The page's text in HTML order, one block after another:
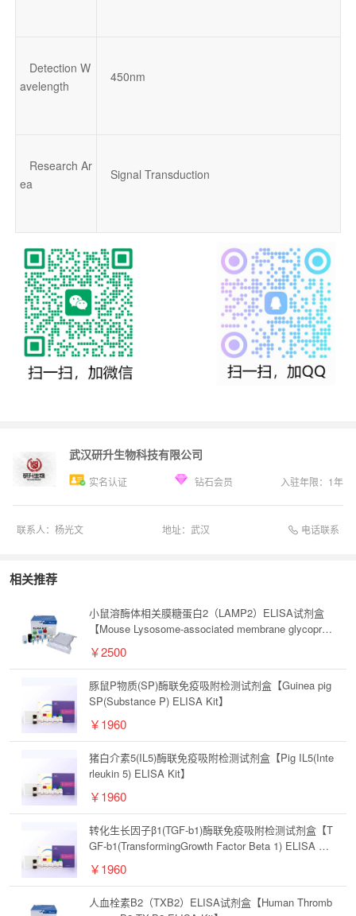
Detection W
avelength
450nm
Research Ar
ea
Signal Transduction
武汉研升生物科技有限公司
实名认证 钻石会员 入驻年限： 1年
联系人： 杨光文 地址： 武汉 电话联系
相关推荐
小鼠溶酶体相关膜糖蛋白2（LAMP2）ELISA试剂盒
【Mouse Lysosome-associated membrane glycoprot
￥2500
豚鼠P物质(SP)酶联免疫吸附检测试剂盒【Guinea pig
SP(Substance P) ELISA Kit】
￥1960
猪白介素5(IL5)酶联免疫吸附检测试剂盒【Pig IL5(Inte
rleukin 5) ELISA Kit】
￥1960
转化生长因子β1(TGF-b1)酶联免疫吸附检测试剂盒【T
GF-b1(TransformingGrowth Factor Beta 1) ELISA Ki
￥1960
人血栓素B2（TXB2）ELISA试剂盒【Human Thromb